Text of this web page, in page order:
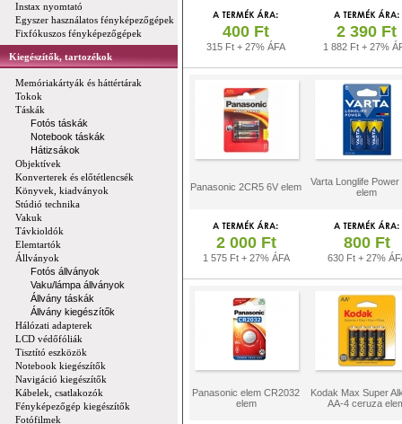
Instax nyomtató
Egyszer használatos fényképezőgépek
Fixfókuszos fényképezőgépek
Kiegészítők, tartozékok
Memóriakártyák és háttértárak
Tokok
Táskák
Fotós táskák
Notebook táskák
Hátizsákok
Objektívek
Konverterek és előtétlencsék
Könyvek, kiadványok
Stúdió technika
Vakuk
Távkioldók
Elemtartók
Állványok
Fotós állványok
Vaku/lámpa állványok
Állvány táskák
Állvány kiegészítők
Hálózati adapterek
LCD védőfóliák
Tisztító eszközök
Notebook kiegészítők
Navigáció kiegészítők
Kábelek, csatlakozók
Fényképezőgép kiegészítők
Fotófilmek
400 Ft
315 Ft + 27% ÁFA
2 390 Ft
1 882 Ft + 27%
Panasonic 2CR5 6V elem
Varta Longlife Power
elem
2 000 Ft
1 575 Ft + 27% ÁFA
800 Ft
630 Ft + 27%
Panasonic elem CR2032
elem
Kodak Max Super
AA-4 ceruza